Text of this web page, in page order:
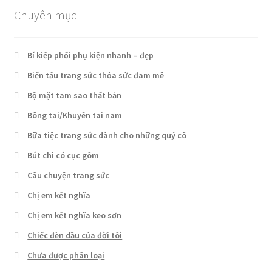
Chuyên mục
Bí kiếp phối phụ kiện nhanh – đẹp
Biến tấu trang sức thỏa sức đam mê
Bộ mặt tam sao thất bản
Bông tai/Khuyên tai nam
Bữa tiệc trang sức dành cho những quý cô
Bút chì có cục gôm
Câu chuyện trang sức
Chị em kết nghĩa
Chị em kết nghĩa keo sơn
Chiếc đèn dầu của đời tôi
Chưa được phân loại